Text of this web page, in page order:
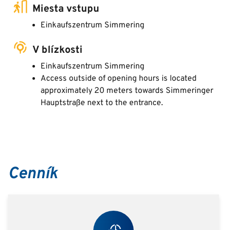
Miesta vstupu
Einkaufszentrum Simmering
V blízkosti
Einkaufszentrum Simmering
Access outside of opening hours is located
approximately 20 meters towards Simmeringer
Hauptstraße next to the entrance.
Cenník